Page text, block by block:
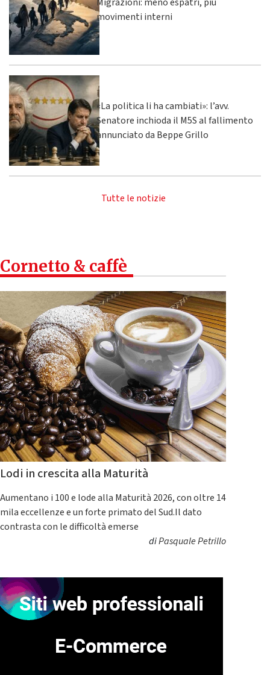
movimenti interni
«La politica li ha cambiati»: l’avv.
Senatore inchioda il M5S al fallimento
annunciato da Beppe Grillo
Tutte le notizie
Cornetto & caffè
Lodi in crescita alla Maturità
Aumentano i 100 e lode alla Maturità 2026, con oltre 14
mila eccellenze e un forte primato del Sud.Il dato
contrasta con le difficoltà emerse
diPasquale Petrillo